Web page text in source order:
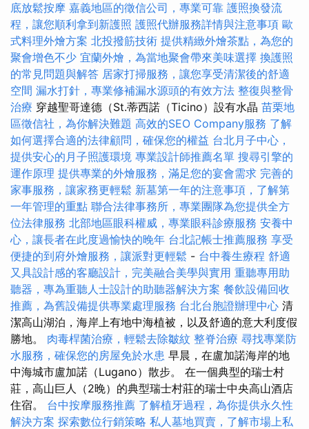
底放鬆按摩 嘉義地區的徵信公司，專業可靠 護照換發流
程，讓您順利拿到新護照 護照代辦服務詳情與注意事項 歐
式料理外燴方案 北投撥筋技術 提供精緻外燴茶點，為您的
聚會增色不少 宜蘭外燴，為當地聚會帶來美味選擇 換護照
的常見問題與解答 居家打掃服務，讓您享受清潔後的舒適
空間 漏水打針，專業修補漏水源頭的有效方法 整復與整骨
治療 穿越聖哥達德（St.蒂西諾（Ticino）設有水晶 苗栗地
區徵信社，為你解決難題 高效的SEO Company服務 了解
如何選擇合適的法律顧問，確保您的權益 台北月子中心，
提供安心的月子照護環境 專業設計師推薦名單 搜尋引擎的
運作原理 提供專業的外燴服務，滿足您的宴會需求 完善的
家事服務，讓家務更輕鬆 新墓第一年的注意事項，了解第
一年管理的重點 聯合法律事務所，專業團隊為您提供全方
位法律服務 北部地區眼科權威，專業眼科診療服務 安養中
心，讓長者在此度過愉快的晚年 台北記帳士推薦服務 享受
便捷的到府外燴服務，讓派對更輕鬆 - 台中養生療程 舒適
又具設計感的客廳設計，完美融合美學與實用 重聽專用助
聽器，專為重聽人士設計的助聽器解決方案 餐飲設備回收
推薦，為舊設備提供專業處理服務 台北台胞證辦理中心 清
潔高山湖泊，海岸上有地中海植被，以及舒適的意大利度假
勝地。 肉毒桿菌治療，輕鬆去除皺紋 整脊治療 尋找專業防
水服務，確保您的房屋免於水患 早晨，在盧加諾海岸的地
中海城市盧加諾（Lugano）散步。 在一個典型的瑞士村
莊，高山巨人（2晚）的典型瑞士村莊的瑞士中央高山酒店
住宿。 台中按摩服務推薦 了解植牙過程，為你提供永久性
解決方案 探索數位行銷策略 私人墓地買賣，了解市場上私